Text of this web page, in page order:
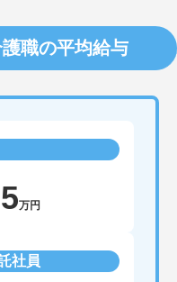
職の平均給与
万円
社員